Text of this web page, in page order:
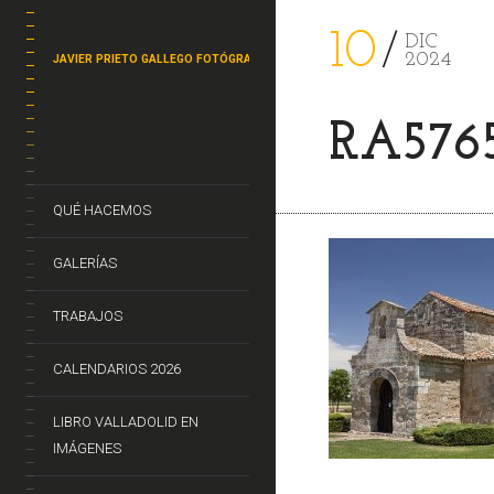
JAVIER PRIETO GALLEGO FOTÓGRAFO
QUÉ HACEMOS
GALERÍAS
TRABAJOS
CALENDARIOS 2026
LIBRO VALLADOLID EN
IMÁGENES
10
DIC
2024